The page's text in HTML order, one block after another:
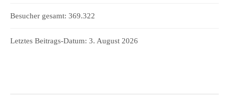
Besucher gesamt: 369.322
Letztes Beitrags-Datum: 3. August 2026